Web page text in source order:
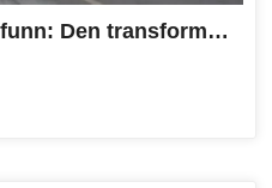
Opplysende bygdesamfunn: Den transformasjonskraften til solcellelys